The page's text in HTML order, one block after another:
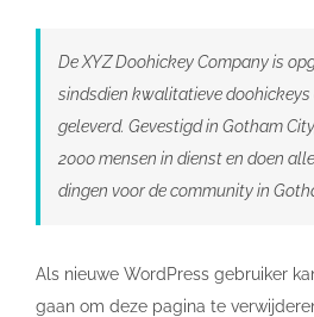
De XYZ Doohickey Company is
sindsdien kwalitatieve
geleverd. Gevestigd in Gotham
2000 mensen in dienst en doen
dingen voor de community in
Als nieuwe WordPress gebruiker
gaan om deze pagina te